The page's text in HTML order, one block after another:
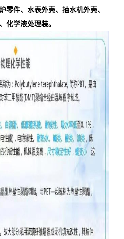
零件、水表外壳、抽水机外壳、
化学液处理装。